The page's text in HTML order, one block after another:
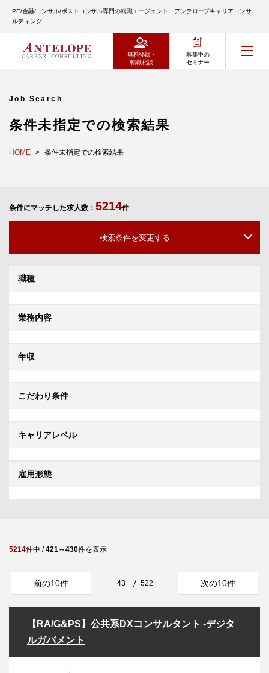
PE/金融/コンサル/ポストコンサル専門の転職エージェント アンテロープキャリアコンサ
ルティング
無料登録・
転職相談
募集中の
セミナー
Job Search
条件未指定での検索結果
HOME 条件未指定での検索結果
条件にマッチした求人数： 5214件
検索条件を変更する
職種
業務内容
年収
こだわり条件
キャリアレベル
雇用形態
5214件中 /421～430件を表示
前の10件 43 522 次の10件
【RA/G&PS】公共系DXコンサルタント -デジタ
ルガバメント